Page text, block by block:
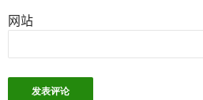
网站